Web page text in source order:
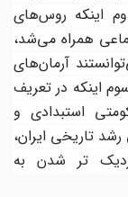
اینکه روس‌های
همراه می‌شد،
آرمان‌های
اینکه در تعریف
استبدادی و
تاریخی ایران،
تر شدن به